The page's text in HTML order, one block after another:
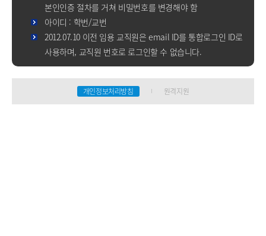
본인인증 절차를 거쳐 비밀번호를 변경해야 함
아이디 : 학번/교번
2012.07.10 이전 임용 교직원은 email ID를 통합로그인 ID로
사용하며, 교직원 번호로 로그인할 수 없습니다.
개인정보처리방침 원격지원